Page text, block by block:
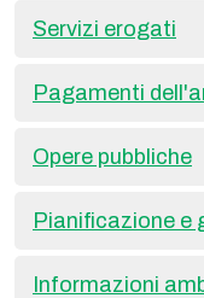
Servizi erogati
Pagamenti
Opere pubbliche
Pianificazione e
Informazioni